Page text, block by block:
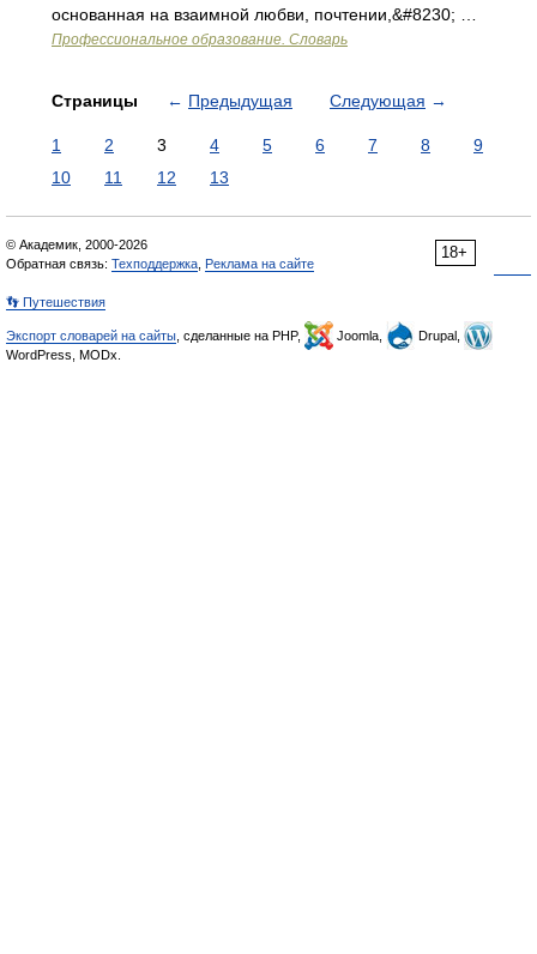
основанная на взаимной любви, почтении,&#8230; …
Профессиональное образование. Словарь
Страницы ← Предыдущая Следующая →
1 2 3 4 5 6 7 8
9
10
11 12 13
18+
© Академик, 2000-2026
Обратная связь: Техподдержка Реклама на сайте
👣 Путешествия
Экспорт словарей на сайты , сделанные на PHP, Joomla,
Drupal,
WordPress, MODx.